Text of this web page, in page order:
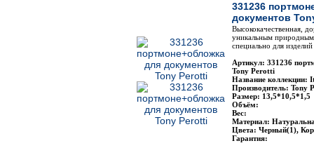
331236
документов
Высококачественная,
уникальным
специально для
Артикул: 331236
Tony Perotti
Название коллекции:
Производитель: Tony
Размер: 13,5*10,5*1,5
Объём:
Вес:
Материал:
Цвета: Черный(1),
Гарантия: